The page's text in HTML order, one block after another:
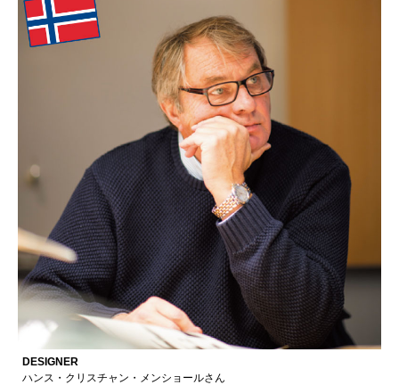
DESIGNER
ハンス・クリスチャン・メンショールさん